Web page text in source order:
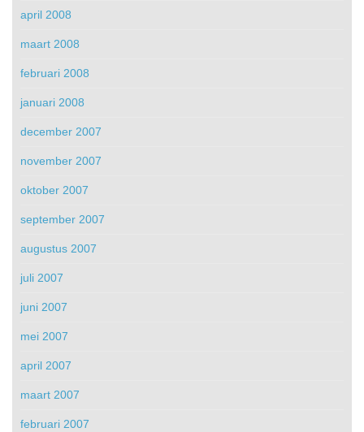
april 2008
maart 2008
februari 2008
januari 2008
december 2007
november 2007
oktober 2007
september 2007
augustus 2007
juli 2007
juni 2007
mei 2007
april 2007
maart 2007
februari 2007